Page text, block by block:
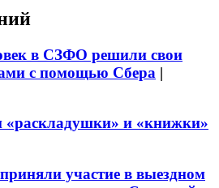
в СЗФО решили свои
с помощью Сбера |
«раскладушки» и «книжки»
участие в выездном